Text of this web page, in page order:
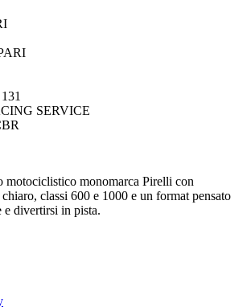
131
SERVICE
motociclistico monomarca Pirelli con
classi 600 e 1000 e un format pensato
e divertirsi in pista.